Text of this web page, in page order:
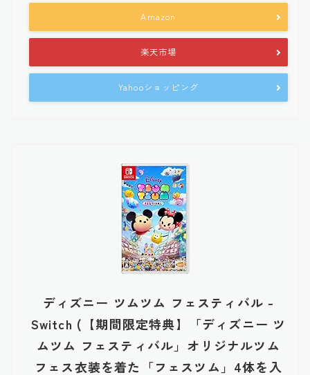
Amazon
楽天市場
Yahooショッピング
ディズニー ツムツム フェスティバル -
Switch (【期間限定特典】「ディズニー ツ
ムツム フェスティバル」オリジナルツム
フェス衣装を着た「フェスツム」4体を入